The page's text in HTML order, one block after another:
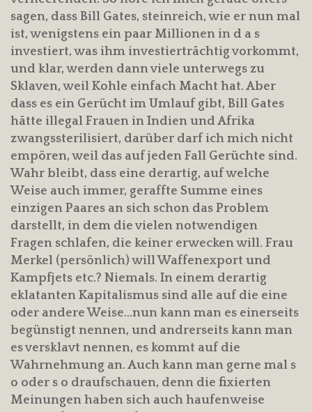
sagen, dass Bill Gates, steinreich, wie er nun mal
ist, wenigstens ein paar Millionen in d a s
investiert, was ihm investierträchtig vorkommt,
und klar, werden dann viele unterwegs zu
Sklaven, weil Kohle einfach Macht hat. Aber
dass es ein Gerücht im Umlauf gibt, Bill Gates
hätte illegal Frauen in Indien und Afrika
zwangssterilisiert, darüber darf ich mich nicht
empören, weil das auf jeden Fall Gerüchte sind.
Wahr bleibt, dass eine derartig, auf welche
Weise auch immer, geraffte Summe eines
einzigen Paares an sich schon das Problem
darstellt, in dem die vielen notwendigen
Fragen schlafen, die keiner erwecken will. Frau
Merkel (persönlich) will Waffenexport und
Kampfjets etc.? Niemals. In einem derartig
eklatanten Kapitalismus sind alle auf die eine
oder andere Weise…nun kann man es einerseits
begünstigt nennen, und andrerseits kann man
es versklavt nennen, es kommt auf die
Wahrnehmung an. Auch kann man gerne mal s
o oder s o draufschauen, denn die fixierten
Meinungen haben sich auch haufenweise